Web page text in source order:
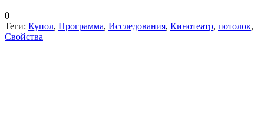
0
Теги: Купол, Программа, Исследования, Кинотеатр, потолок,
Свойства